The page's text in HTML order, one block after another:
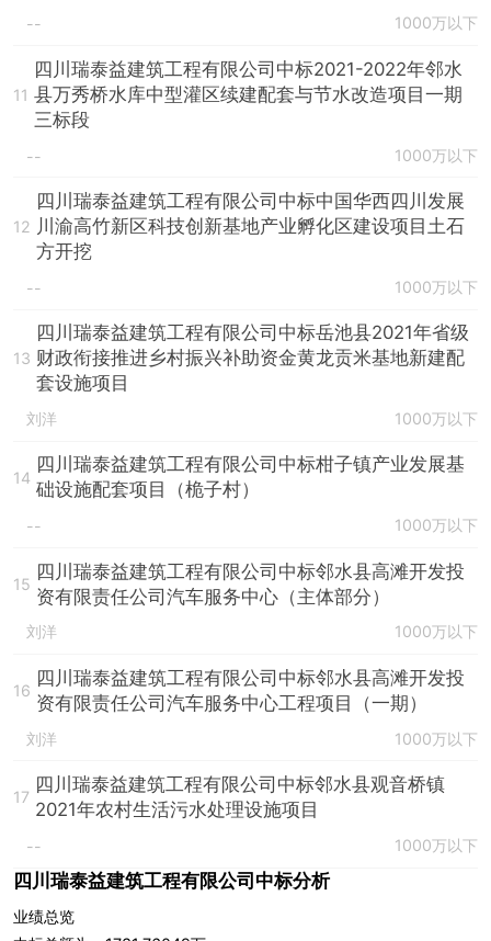
-- 1000万以下
11
四川瑞泰益建筑工程有限公司中标2021-2022年邻水
县万秀桥水库中型灌区续建配套与节水改造项目一期
三标段
-- 1000万以下
12
四川瑞泰益建筑工程有限公司中标中国华西四川发展
川渝高竹新区科技创新基地产业孵化区建设项目土石
方开挖
-- 1000万以下
13
四川瑞泰益建筑工程有限公司中标岳池县2021年省级
财政衔接推进乡村振兴补助资金黄龙贡米基地新建配
套设施项目
刘洋 1000万以下
14
四川瑞泰益建筑工程有限公司中标柑子镇产业发展基
础设施配套项目（桅子村）
-- 1000万以下
15
四川瑞泰益建筑工程有限公司中标邻水县高滩开发投
资有限责任公司汽车服务中心（主体部分）
刘洋 1000万以下
16
四川瑞泰益建筑工程有限公司中标邻水县高滩开发投
资有限责任公司汽车服务中心工程项目（一期）
刘洋 1000万以下
17
四川瑞泰益建筑工程有限公司中标邻水县观音桥镇
2021年农村生活污水处理设施项目
-- 1000万以下
四川瑞泰益建筑工程有限公司中标分析
业绩总览